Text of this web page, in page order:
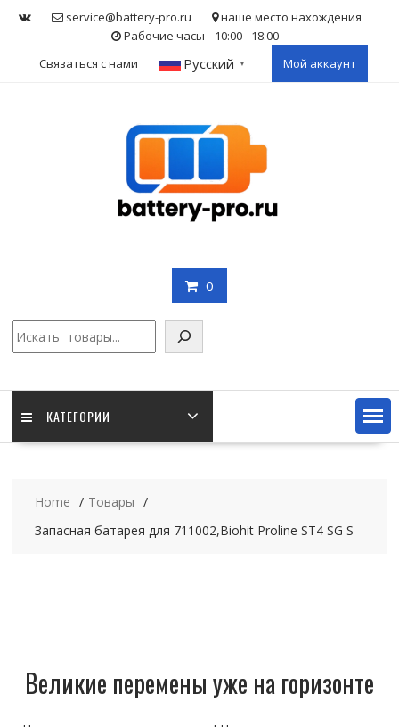
service@battery-pro.ru
наше место нахождения
Рабочие часы --10:00 - 18:00
Связаться с нами
Русский ▼ Мой аккаунт
0
КАТЕГОРИИ
Home
Товары
Запасная батарея для 711002,Biohit Proline ST4 SG S
Великие перемены уже на горизонте